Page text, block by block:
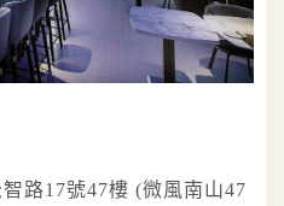
路17號47樓 (微風南山47